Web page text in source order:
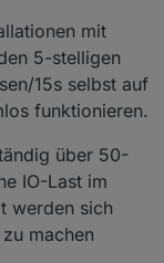
mit
5-stelligen
15s selbst auf
funktionieren.
über 50-
IO-Last im
werden sich
machen